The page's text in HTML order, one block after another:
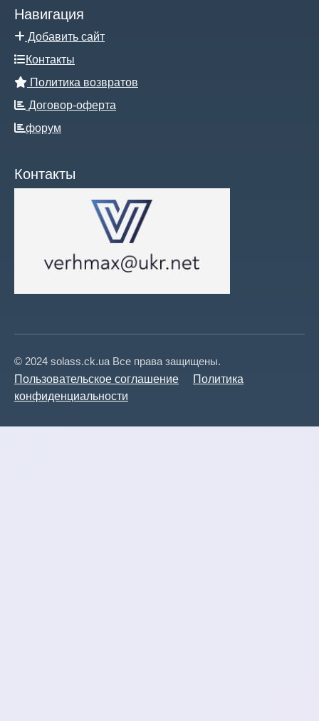
Навигация
Добавить сайт
Контакты
Политика возвратов
Договор-оферта
форум
Контакты
© 2024 solass.ck.ua Все права защищены.
Пользовательское соглашение
Политика
конфиденциальности